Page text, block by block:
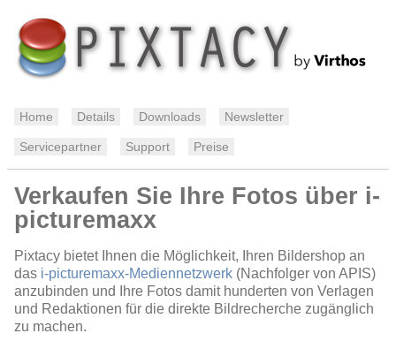
Home Details Downloads Newsletter
Servicepartner Support Preise
Verkaufen Sie Ihre Fotos über i-
picturemaxx
Pixtacy bietet Ihnen die Möglichkeit, Ihren Bildershop an
das i-picturemaxx-Mediennetzwerk (Nachfolger von APIS)
anzubinden und Ihre Fotos damit hunderten von Verlagen
und Redaktionen für die direkte Bildrecherche zugänglich
zu machen.